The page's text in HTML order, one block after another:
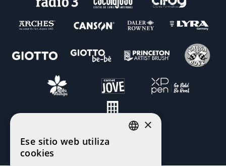
×
Ese sitio web utiliza
cookies